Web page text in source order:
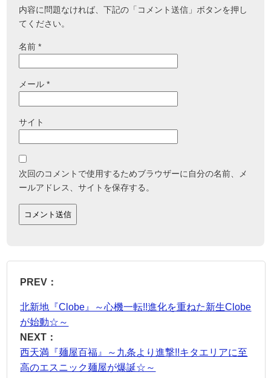
内容に問題なければ、下記の「コメント送信」ボタンを押し
てください。
名前*
メール*
サイト
次回のコメントで使用するためブラウザーに自分の名前、メ
ールアドレス、サイトを保存する。
PREV：
北新地『Clobe』～心機一転!!進化を重ねた新生Clobe
が始動☆～
NEXT：
西天満『麺屋百福』～九条より進撃!!キタエリアに至
高のエスニック麺屋が爆誕☆～